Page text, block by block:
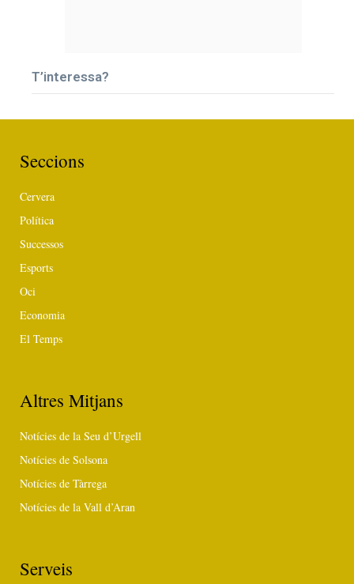
T’interessa?
Seccions
Cervera
Política
Successos
Esports
Oci
Economia
El Temps
Altres Mitjans
Notícies de la Seu d’Urgell
Notícies de Solsona
Notícies de Tàrrega
Notícies de la Vall d’Aran
Serveis